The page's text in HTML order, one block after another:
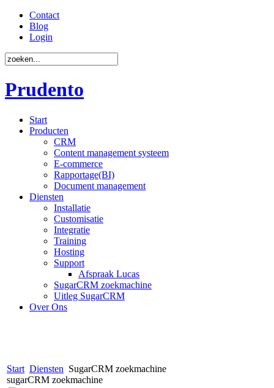
Contact
Blog
Login
Prudento
Start
Producten
CRM
Content management systeem
E-commerce
Rapportage(BI)
Document management
Diensten
Installatie
Customisatie
Integratie
Training
Hosting
Support
Afspraak Lucas
SugarCRM zoekmachine
Uitleg SugarCRM
Over Ons
Start Diensten SugarCRM zoekmachine
sugarCRM zoekmachine